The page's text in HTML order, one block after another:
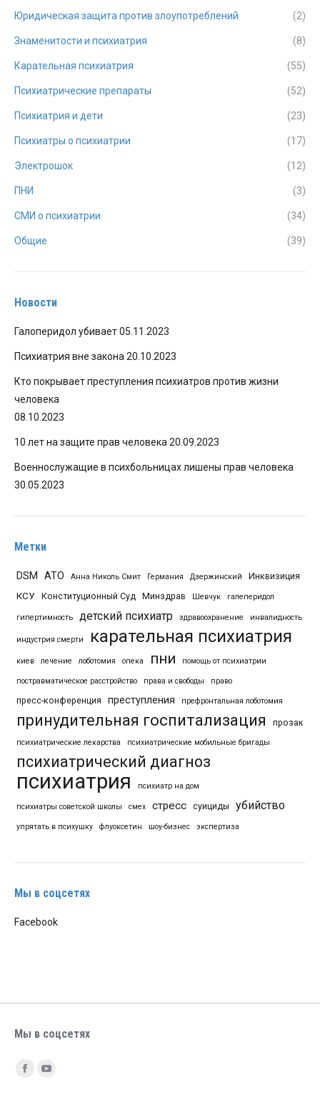
Юридическая защита против злоупотреблений (2)
Знаменитости и психиатрия (8)
Карательная психиатрия (55)
Психиатрические препараты (52)
Психиатрия и дети (23)
Психиатры о психиатрии (17)
Электрошок (12)
ПНИ (3)
СМИ о психиатрии (34)
Общие (39)
Новости
Галоперидол убивает05.11.2023
Психиатрия вне закона 20.10.2023
Кто покрывает преступления психиатров против жизни
человека
08.10.2023
10 лет на защите прав человека 20.09.2023
Военнослужащие в психбольницах лишены прав человека
30.05.2023
Метки
DSM АТО Анна Николь Смит Германия Дзержинский Инквизиция
КСУ Конституционный Суд Минздрав Шевчук галеперидол
гипертимность детский психиатр здравоохранение инвалидность
индустрия смерти карательная психиатрия
киев лечение лоботомия опека пни помощь от психиатрии
постравматическое расстройство права и свободы право
пресс-конференция преступления префронтальная лоботомия
принудительная госпитализация прозак
психиатрические лекарства психиатрические мобильные бригады
психиатрический диагноз
психиатрия психиатр на дом
психиатры советской школы смех стресс суициды убийство
упрятать в психушку флуоксетин шоу-бизнес экспертиза
Мы в соцсетях
Facebook
Мы в соцсетях
Найдите нас:
FacebookYouTube